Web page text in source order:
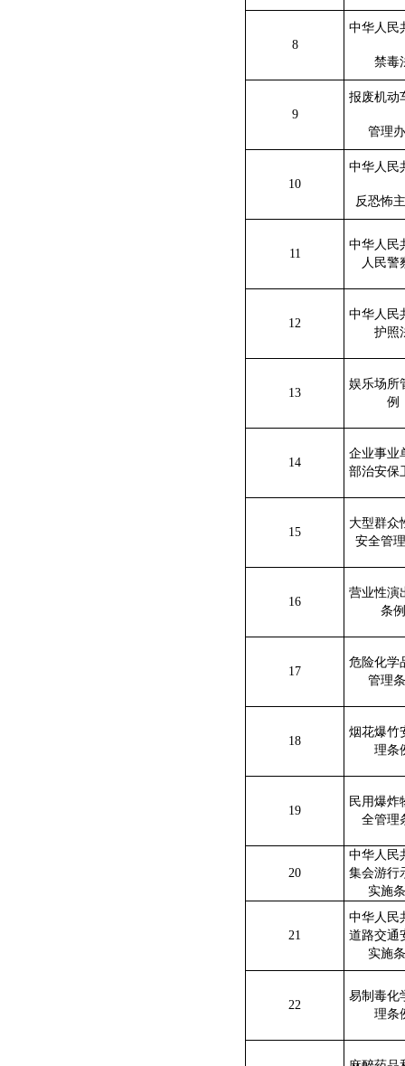
8
中华人民
禁毒
9
报废机动
管理
10
中华人民
反恐怖
11
中华人民
人民警
12
中华人民
护照
13
娱乐场所
例
14
企业事业
部治安保
15
大型群众
安全管
16
营业性演
条例
17
危险化学
管理
18
烟花爆竹
理条
19
民用爆炸
全管理
20
中华人民
集会游行
实施
21
中华人民
道路交通
实施
22
易制毒化
理条